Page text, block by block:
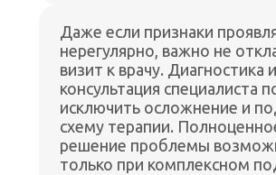
Даже если признаки
нерегулярно, важно не
визит к врачу. Диагностика и
консультация специалиста
исключить осложнение и
схему терапии.
решение проблемы
только при комплексном